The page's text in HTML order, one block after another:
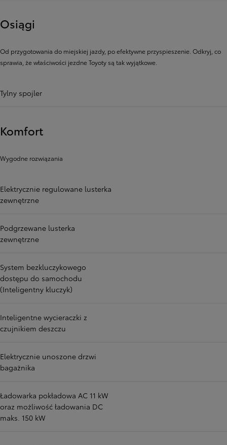
Osiągi
Od przygotowania do miejskiej jazdy, po efektywne przyspieszenie. Odkryj, co
sprawia, że ​​właściwości jezdne Toyoty są tak wyjątkowe.
Tylny spojler
Komfort
Wygodne rozwiązania
Elektrycznie regulowane lusterka
zewnętrzne
Podgrzewane lusterka
zewnętrzne
System bezkluczykowego
dostępu do samochodu
(Inteligentny kluczyk)
Inteligentne wycieraczki z
czujnikiem deszczu
Elektrycznie unoszone drzwi
bagażnika
Ładowarka pokładowa AC 11 kW
oraz możliwość ładowania DC
maks. 150 kW